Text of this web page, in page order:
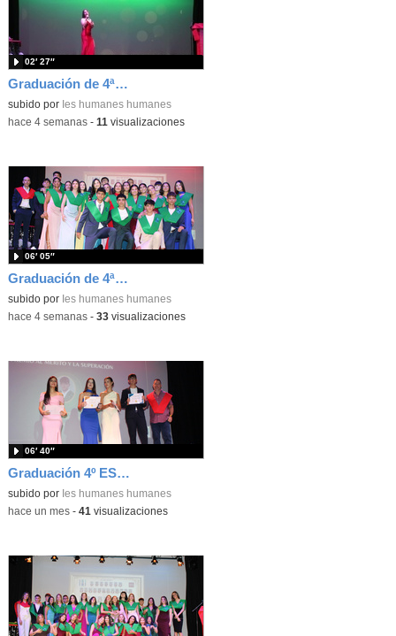
Graduación de 4ªESO. Actuación de Erica Pérez
subido por Ies humanes humanes
02′ 27″
-hace 4 semanas- 11 visualizaciones
Graduación de 4ªESO. Entrega de bandas 4ºC
subido por Ies humanes humanes
06′ 05″
-hace 4 semanas- 33visualizaciones
Graduación 4º ESO. Mejores expedientes
subido por Ies humanes humanes
06′ 40″
-hace un mes- 41 visualizaciones